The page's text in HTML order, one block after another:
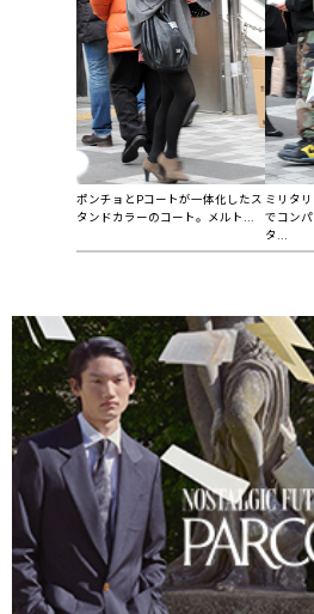
ポンチョとPコートが一体化したス
タンドカラーのコート。メルト...
ミリタ
でコン
タ...